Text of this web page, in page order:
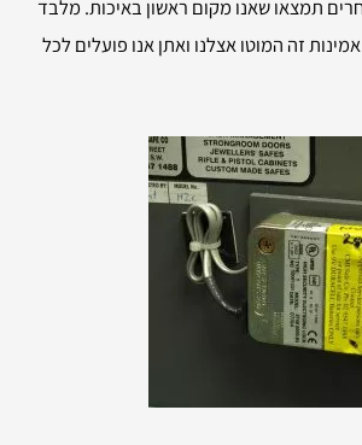
תמצאו שאנו מקום ראשון באיכות. מלבד
זה המוטו אצלנו ואתן אנו פועלים לכל